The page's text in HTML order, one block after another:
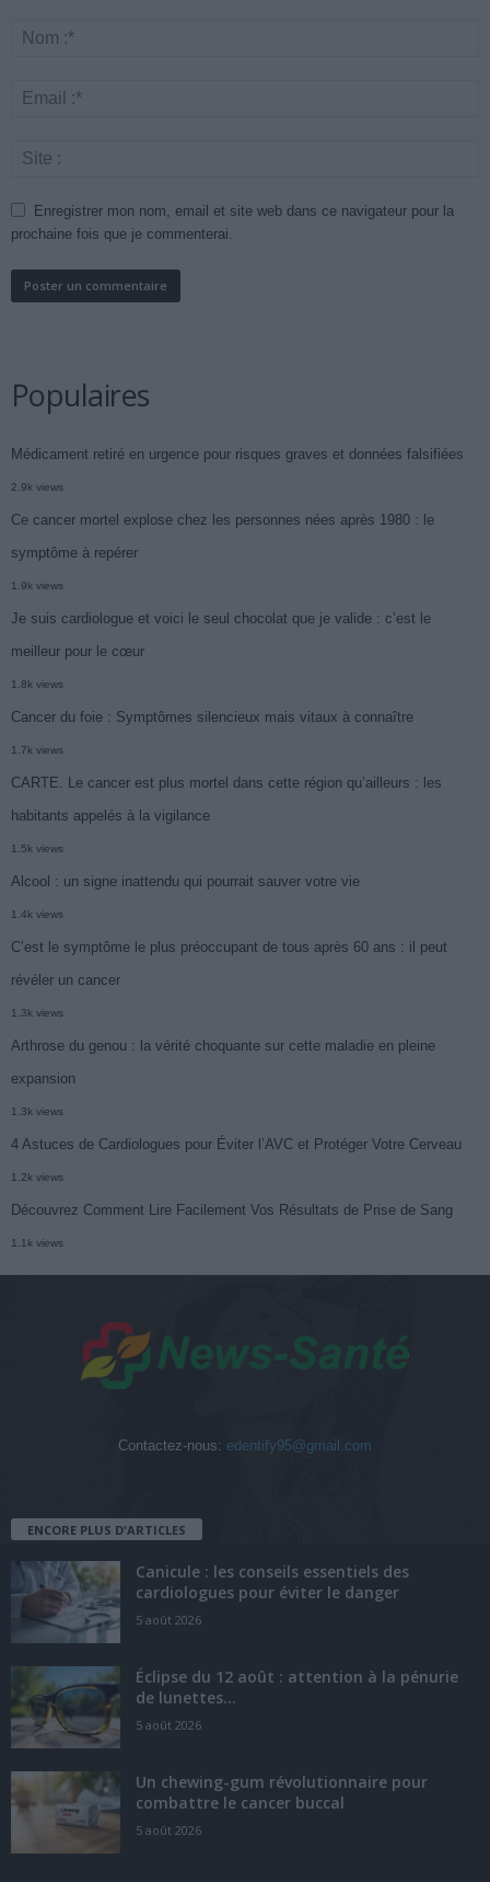
Enregistrer mon nom, email et site web dans ce navigateur pour la
prochaine fois que je commenterai.
Populaires
Médicament retiré en urgence pour risques graves et données falsifiées
2.9k views
Ce cancer mortel explose chez les personnes nées après 1980 : le
symptôme à repérer
1.9k views
Je suis cardiologue et voici le seul chocolat que je valide : c’est le
meilleur pour le cœur
1.8k views
Cancer du foie : Symptômes silencieux mais vitaux à connaître
1.7k views
CARTE. Le cancer est plus mortel dans cette région qu’ailleurs : les
habitants appelés à la vigilance
1.5k views
Alcool : un signe inattendu qui pourrait sauver votre vie
1.4k views
C’est le symptôme le plus préoccupant de tous après 60 ans : il peut
révéler un cancer
1.3k views
Arthrose du genou : la vérité choquante sur cette maladie en pleine
expansion
1.3k views
4 Astuces de Cardiologues pour Éviter l’AVC et Protéger Votre Cerveau
1.2k views
Découvrez Comment Lire Facilement Vos Résultats de Prise de Sang
1.1k views
Contactez-nous: edentify95@gmail.com
ENCORE PLUS D'ARTICLES
Canicule : les conseils essentiels des
cardiologues pour éviter le danger
5 août 2026
Éclipse du 12 août : attention à la pénurie
de lunettes...
5 août 2026
Un chewing-gum révolutionnaire pour
combattre le cancer buccal
5 août 2026